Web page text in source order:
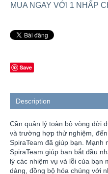
MUA NGAY VỚI 1 NHẤP
Save
Description
Cần quản lý toàn bộ vòng đời
và trường hợp thử nghiệm,
SpiraTeam đã giúp bạn. Mạnh
SpiraTeam giúp bạn bắt đầu
lý các nhiệm vụ và lỗi của bạn
dàng, đồng bộ hóa chúng với